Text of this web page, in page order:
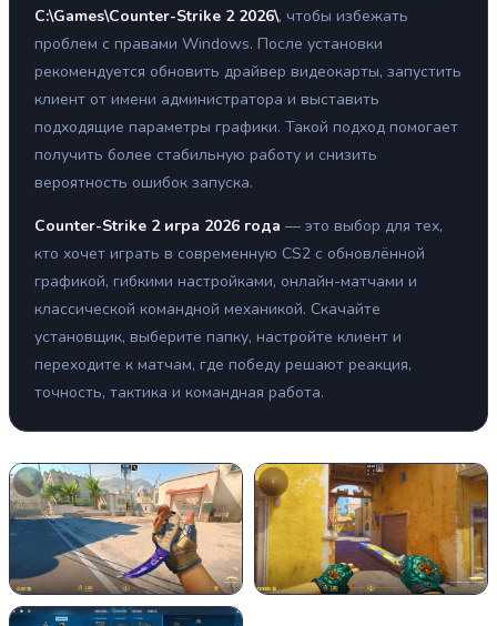
C:\Games\Counter-Strike 2 2026\, чтобы избежать
проблем с правами Windows. После установки
рекомендуется обновить драйвер видеокарты, запустить
клиент от имени администратора и выставить
подходящие параметры графики. Такой подход помогает
получить более стабильную работу и снизить
вероятность ошибок запуска.
Counter-Strike 2 игра 2026 года — это выбор для тех,
кто хочет играть в современную CS2 с обновлённой
графикой, гибкими настройками, онлайн-матчами и
классической командной механикой. Скачайте
установщик, выберите папку, настройте клиент и
переходите к матчам, где победу решают реакция,
точность, тактика и командная работа.